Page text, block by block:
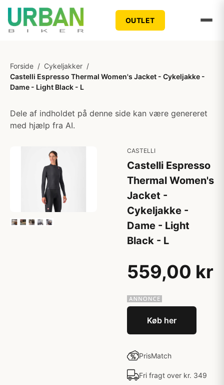
OUTLET
Forside / Cykeljakker /
Castelli Espresso Thermal Women's Jacket - Cykeljakke -
Dame - Light Black - L
Dele af indholdet på denne side kan være genereret
med hjælp fra AI.
CASTELLI
Castelli Espresso
Thermal Women's
Jacket -
Cykeljakke -
Dame - Light
Black - L
559,00 kr
Køb her
PrisMatch
Fri fragt over kr. 349